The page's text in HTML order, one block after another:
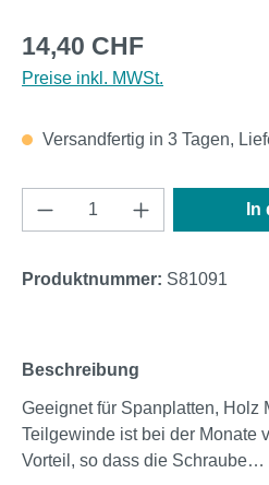
Regulärer Preis:
14,40 CHF
Preise inkl. MWSt.
Versandfertig in 3 Tagen,
Produkt Anzahl: Gib
Produktnummer: S81091
Beschreibung
Geeignet für Spanplatten, Holz
Teilgewinde ist bei der Monate
Vorteil, so dass die Schraube…